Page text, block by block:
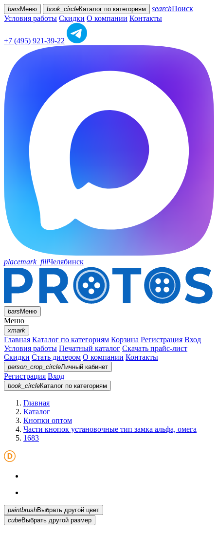
bars Меню book_circleКаталог по категориям searchПоиск
Условия работы Скидки О компании Контакты
+7 (495) 921-39-22
placemark_fillЧелябинск
barsМеню
Меню
xmark
Главная Каталог по категориям Корзина Регистрация Вход
Условия работы Печатный каталог Скачать прайс-лист
Скидки Стать дилером О компании Контакты
person_crop_circleЛичный кабинет
Регистрация Вход
book_circleКаталог по категориям
Главная
Каталог
Кнопки оптом
Части кнопок установочные тип замка альфа, омега
1683
paintbrush
Выбрать другой цвет
cubeВыбрать другой размер